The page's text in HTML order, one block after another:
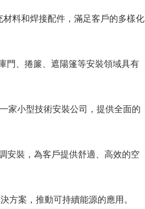
材料和焊接配件，滿足客戶的多樣化
門、捲簾、遮陽篷等安裝領域具有
一家小型技術安裝公司，提供全面的
安裝，為客戶提供舒適、高效的空
方案，推動可持續能源的應用。